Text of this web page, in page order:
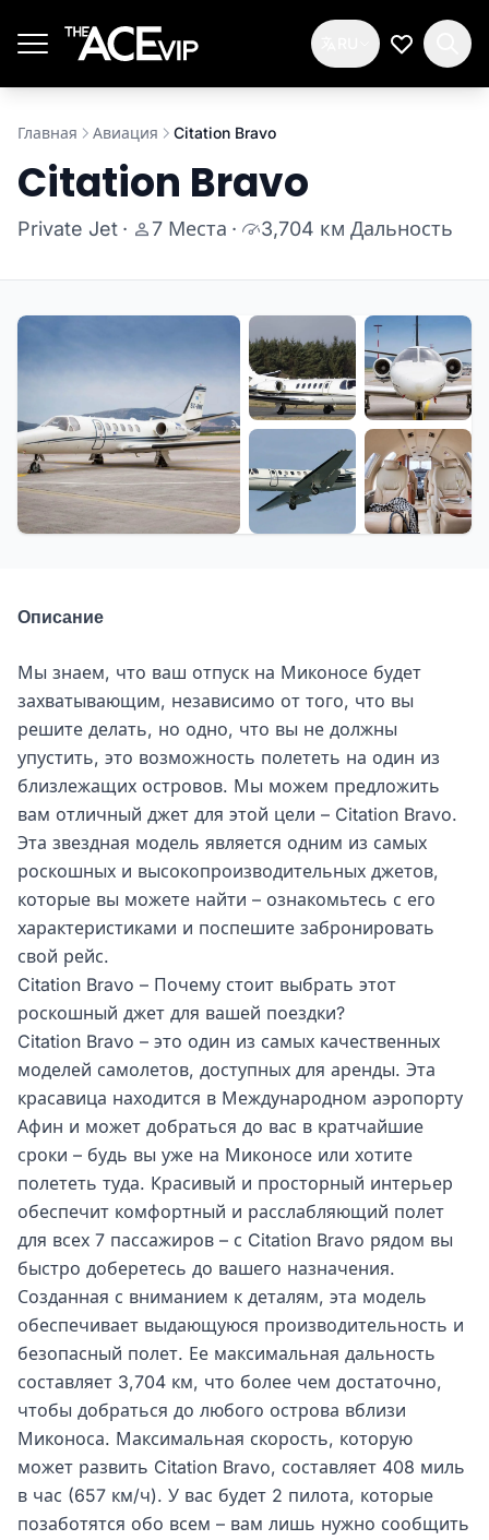
Мой
Главная Авиация Citation Bravo
Citation Bravo
Private Jet · 7 Места · 3,704 км Дальность
Описание
Мы знаем, что ваш отпуск на Миконосе будет
захватывающим, независимо от того, что вы
решите делать, но одно, что вы не должны
упустить, это возможность полететь на один из
близлежащих островов. Мы можем предложить
вам отличный джет для этой цели – Citation Bravo.
Эта звездная модель является одним из самых
роскошных и высокопроизводительных джетов,
которые вы можете найти – ознакомьтесь с его
характеристиками и поспешите забронировать
свой рейс.
Citation Bravo – Почему стоит выбрать этот
роскошный джет для вашей поездки?
Citation Bravo – это один из самых качественных
моделей самолетов, доступных для аренды. Эта
красавица находится в Международном аэропорту
Афин и может добраться до вас в кратчайшие
сроки – будь вы уже на Миконосе или хотите
полететь туда. Красивый и просторный интерьер
обеспечит комфортный и расслабляющий полет
для всех 7 пассажиров – с Citation Bravo рядом вы
быстро доберетесь до вашего назначения.
Созданная с вниманием к деталям, эта модель
обеспечивает выдающуюся производительность и
безопасный полет. Ее максимальная дальность
составляет 3,704 км, что более чем достаточно,
чтобы добраться до любого острова вблизи
Миконоса. Максимальная скорость, которую
может развить Citation Bravo, составляет 408 миль
в час (657 км/ч). У вас будет 2 пилота, которые
позаботятся обо всем – вам лишь нужно сообщить